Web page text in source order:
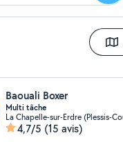
Baouali Boxer
Multi tâche
4,7/5 (15 avis)